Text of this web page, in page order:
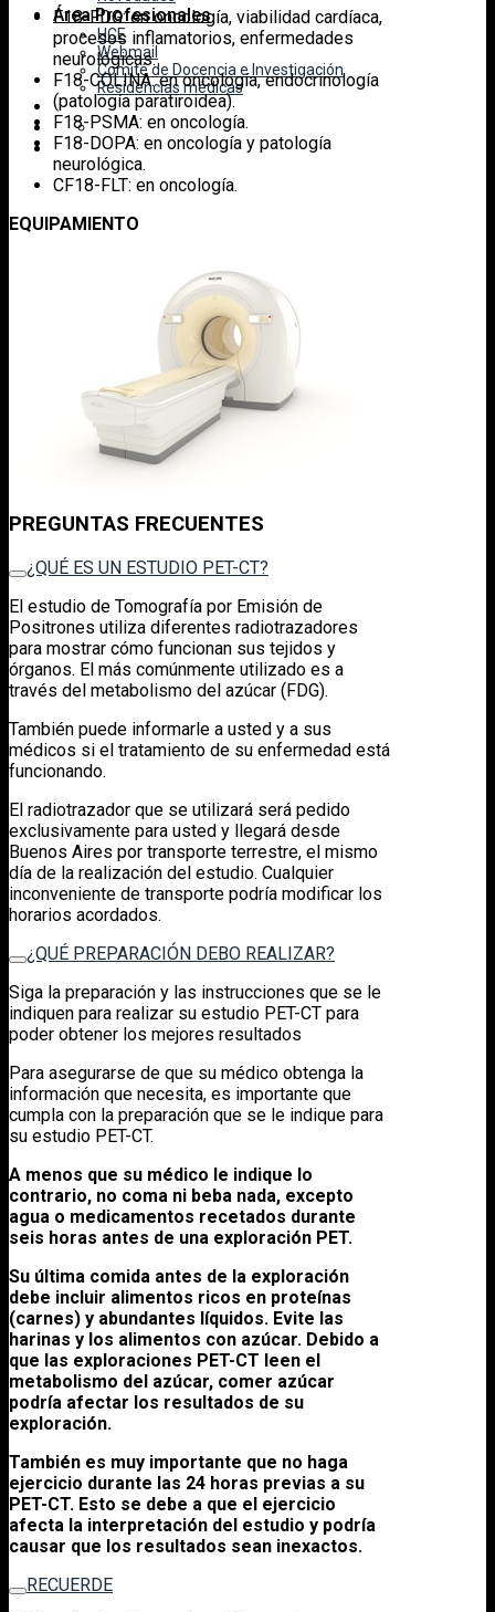
Área Profesionales
HCE
Webmail
Comité de Docencia e Investigación
Residencias médicas
F18-FDG: en oncología, viabilidad cardíaca,
procesos inflamatorios, enfermedades
neurológicas.
F18-COLINA: en oncología, endocrinología
(patología paratiroidea).
F18-PSMA: en oncología.
F18-DOPA: en oncología y patología
neurológica.
CF18-FLT: en oncología.
EQUIPAMIENTO
PREGUNTAS FRECUENTES
¿QUÉ ES UN ESTUDIO PET-CT?
El estudio de Tomografía por Emisión de
Positrones utiliza diferentes radiotrazadores
para mostrar cómo funcionan sus tejidos y
órganos. El más comúnmente utilizado es a
través del metabolismo del azúcar (FDG).
También puede informarle a usted y a sus
médicos si el tratamiento de su enfermedad está
funcionando.
El radiotrazador que se utilizará será pedido
exclusivamente para usted y llegará desde
Buenos Aires por transporte terrestre, el mismo
día de la realización del estudio. Cualquier
inconveniente de transporte podría modificar los
horarios acordados.
¿QUÉ PREPARACIÓN DEBO REALIZAR?
Siga la preparación y las instrucciones que se le
indiquen para realizar su estudio PET-CT para
poder obtener los mejores resultados
Para asegurarse de que su médico obtenga la
información que necesita, es importante que
cumpla con la preparación que se le indique para
su estudio PET-CT.
A menos que su médico le indique lo
contrario, no coma ni beba nada, excepto
agua o medicamentos recetados durante
seis horas antes de una exploración PET.
Su última comida antes de la exploración
debe incluir alimentos ricos en proteínas
(carnes) y abundantes líquidos. Evite las
harinas y los alimentos con azúcar. Debido a
que las exploraciones PET-CT leen el
metabolismo del azúcar, comer azúcar
podría afectar los resultados de su
exploración.
También es muy importante que no haga
ejercicio durante las 24 horas previas a su
PET-CT. Esto se debe a que el ejercicio
afecta la interpretación del estudio y podría
causar que los resultados sean inexactos.
RECUERDE